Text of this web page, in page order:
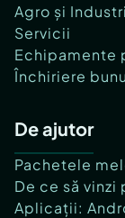
Agro și
Servicii
Echipamente
Închiriere
De ajutor
Pachetele
De ce să vinzi
Aplicații: